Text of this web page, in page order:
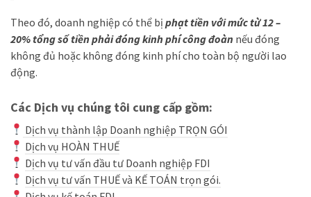
Theo đó, doanh nghiệp có thể bị phạt tiền với mức từ 12 –
20% tổng số tiền phải đóng kinh phí công đoàn nếu đóng
không đủ hoặc không đóng kinh phí cho toàn bộ người lao
động.
Các Dịch vụ chúng tôi cung cấp gồm:
Dịch vụ thành lập Doanh nghiệp TRỌN GÓI
Dịch vụ HOÀN THUẾ
Dịch vụ tư vấn đầu tư Doanh nghiệp FDI
Dịch vụ tư vấn THUẾ và KẾ TOÁN trọn gói.